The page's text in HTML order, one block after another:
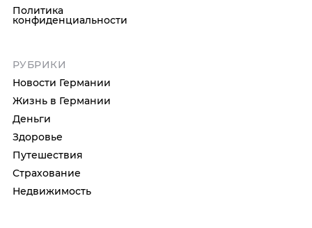
Политика
конфиденциальности
РУБРИКИ
Новости Германии
Жизнь в Германии
Деньги
Здоровье
Путешествия
Страхование
Недвижимость